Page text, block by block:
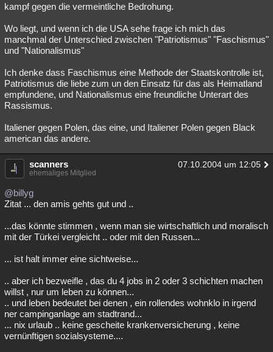
kampf gegen die vermeintliche Bedrohung.
Wo liegt, und wenn ich die USA sehe frage ich mich das
manchmal der Unterschied zwischen "Patriotismus" "Faschismus"
und "Nationalismus"
Ich denke dass Faschismus eine Methode der Staatskontrolle ist,
Patriotismus die liebe zum un den Einsatz für das als Heimatland
empfundene, und Nationalismus eine freundliche Unterart des
Rassismus.
Italiener gegen Polen, das eine, und Italiener Polen gegen Black
american das andere.
scanners 07.10.2004 um 12:05
ehemaliges Mitglied
@billyg
Zitat ... den amis gehts gut und ..
...das könnte stimmen , wenn man sie wirtschaftlich und moralisch
mit der Türkei vergleicht .. oder mit den Russen...
... ist halt immer eine sichtweise...
.. aber ich bezweifle , das du 4 jobs in 2 oder 3 schichten machen
willst , nur um leben zu können...
.. und leben bedeutet bei denen , ein rollendes wohnklo in irgend
ner campinganlage am stadtrand...
... nix urlaub .. keine gescheite krankenversicherung , keine
vernünftigen sozialsysteme....